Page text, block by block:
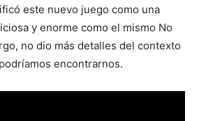
este nuevo juego como una
y enorme como el mismo No
no dio más detalles del contexto
encontrarnos.